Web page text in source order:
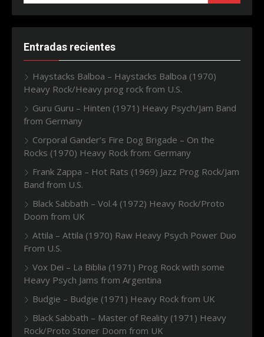
Entradas recientes
Haystacks Balboa – Haystacks Balboa (1970)
Heavy Rock/Heavy prog rock from U.S.
Guru Guru – Hinten (1971) Heavy Psych/Jam Band
from Germany
Corporal Gander’s Fire Dog Brigade – On the
Rocks (1970) Heavy Rock from: Germany
Frank Zappa – Hot Rats (1969) Jazz Prog Rock/Jam
Band from U.S.
Black Sabbath – Vol.4 (1972) Heavy Rock/Proto
Doom from UK
Attila – Attila (1970) Raw Heavy Psych Power Duo
From U.S.
Vox Dei – La Biblia (1971) Prog Rock with some
Heavy Psych Jams from Argentina
Budgie – Budgie (1971) Heavy Rock from UK
Black Sabbath – Master of Reality (1971) Heavy
Rock/Proto Stoner Doom from UK